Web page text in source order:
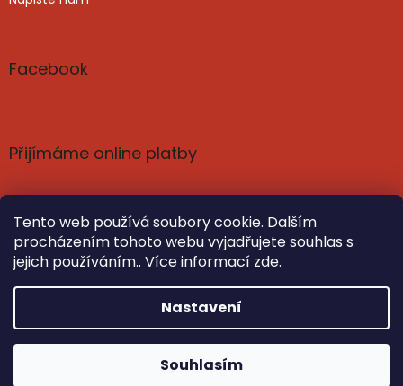
Tento web používá soubory cookie. Dalším
procházením tohoto webu vyjadřujete souhlas s
jejich používáním.. Více informací zde.
Nastavení
Souhlasím
Facebook
Přijímáme online platby
Nastavil tým EshopyUmíme.cz
Copyright 2026Poznání a harmonie: knihy, čaje,
kosmetika | SvetPoznani.cz. Všechna práva vyhrazena.